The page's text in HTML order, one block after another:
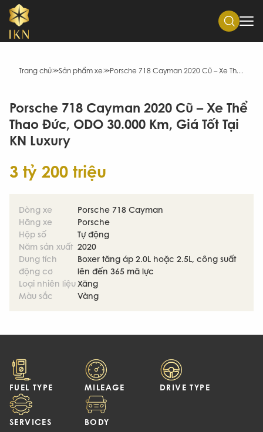
Trang chủ Sản phẩm xe Porsche 718 Cayman 2020 Cũ – Xe Thể Thao Đức, ODO 30.000 Km, Giá Tốt Tại KN Luxury
Porsche 718 Cayman 2020 Cũ – Xe Thể
Thao Đức, ODO 30.000 Km, Giá Tốt Tại
KN Luxury
3 tỷ 200 triệu
Dòng xe
Porsche 718 Cayman
Hãng xe
Porsche
Hộp số
Tự động
Năm sản xuất 2020
Dung tích
động cơ
Boxer tăng áp 2.0L hoặc 2.5L, công suất
lên đến 365 mã lực
Loại nhiên liệuXăng
Màu sắc
Vàng
FUEL TYPE MILEAGE DRIVE TYPE
SERVICES BODY